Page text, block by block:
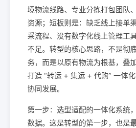
境物流线路、专业分拣打包团队
资源；短板则是：缺乏线上接单
采流程、没有数字化线上管理工
不足。转型的核心思路，不是彻
务，而是以原有物流为根基，叠
打造 “转运 + 集运 + 代购” 一体
协同发展。
第一步：选型适配的一体化系统
数据。这是转型的第一步，也是